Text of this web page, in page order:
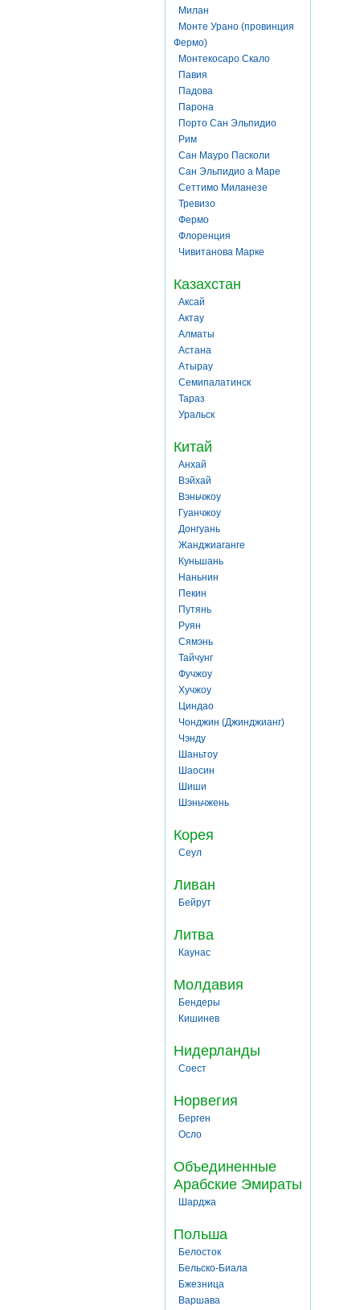
Милан
Монте Урано (провинция
Фермо)
Монтекосаро Скало
Павия
Падова
Парона
Порто Сан Эльпидио
Рим
Сан Мауро Пасколи
Сан Эльпидио а Маре
Сеттимо Миланезе
Тревизо
Фермо
Флоренция
Чивитанова Марке
Казахстан
Аксай
Актау
Алматы
Астана
Атырау
Семипалатинск
Тараз
Уральск
Китай
Анхай
Вэйхай
Вэньчжоу
Гуанчжоу
Донгуань
Жанджиаганге
Куньшань
Наньнин
Пекин
Путянь
Руян
Сямэнь
Тайчунг
Фучжоу
Хучжоу
Циндао
Чонджин (Джинджианг)
Чэнду
Шаньтоу
Шаосин
Шиши
Шэньчжень
Корея
Сеул
Ливан
Бейрут
Литва
Каунас
Молдавия
Бендеры
Кишинев
Нидерланды
Соест
Норвегия
Берген
Осло
Объединенные
Арабские Эмираты
Шарджа
Польша
Белосток
Бельско-Биала
Бжезница
Варшава